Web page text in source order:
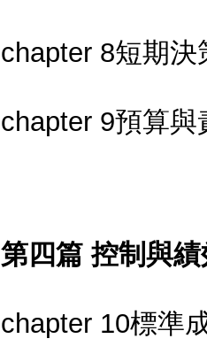
chapter 8短期
chapter 9預算與
第四篇 控制與
chapter 10標準